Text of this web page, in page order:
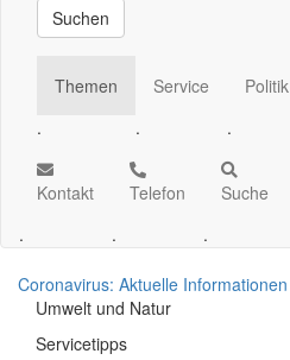
Suchen
Themen
.
Service
.
Politik
.
Kontakt
.
Telefon
.
Suche
.
Coronavirus: Aktuelle Informationen
Umwelt und Natur
Servicetipps